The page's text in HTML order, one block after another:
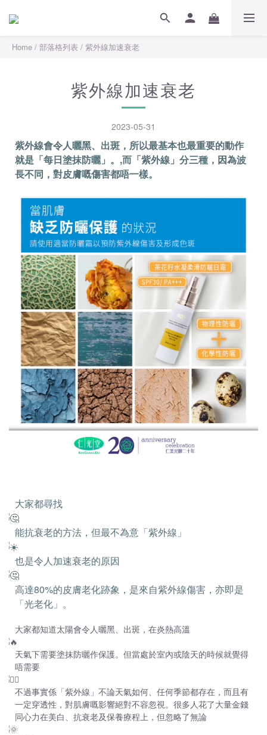
Home / 部落格列表 / 紫外線加速衰老
紫外線加速衰老
2023-05-31
紫外線會令人曬黑、出斑，所以最基本也最重要的動作
就是「每日塗抹防曬」。,而「紫外線」分三種，因為波
長不同，對皮膚嘅傷害都唔一樣。
大家都尋找
能抗衰老的方法，但最不為意「紫外線」
也是令人加速衰老的原因
高達80%的皮膚老化跡象，是來自紫外線傷害，亦即是
「光老化」。
大家都知道太陽會令人曬黑、出斑，在炎熱高溫
天氣下需要塗抹防曬作保護。但當處於室內或陰天的時候就覺得
唔需要
不過事實係「紫外線」不論天氣如何、任何季節都存在，而且有
一定穿透性，對肌膚嘅影響絕對不容忽視。很多人花了大量金錢
同心力在美白、抗衰老及保養療程上，但忽略了無論